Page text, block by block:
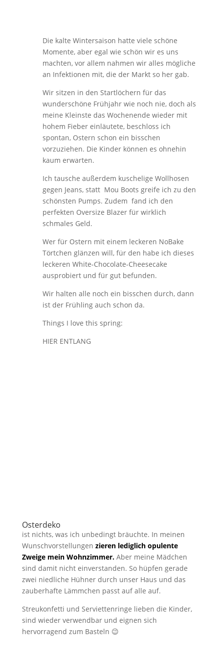
Die kalte Wintersaison hatte viele schöne
Momente, aber egal wie schön wir es uns
machten, vor allem nahmen wir alles mögliche
an Infektionen mit, die der Markt so her gab.
Wir sitzen in den Startlöchern für das
wunderschöne Frühjahr wie noch nie, doch als
meine Kleinste das Wochenende wieder mit
hohem Fieber einläutete, beschloss ich
spontan, Ostern schon ein bisschen
vorzuziehen. Die Kinder können es ohnehin
kaum erwarten.
Ich tausche außerdem kuschelige Wollhosen
gegen Jeans, statt Mou Boots greife ich zu den
schönsten Pumps. Zudem fand ich den
perfekten Oversize Blazer für wirklich
schmales Geld.
Wer für Ostern mit einem leckeren NoBake
Törtchen glänzen will, für den habe ich dieses
leckeren White-Chocolate-Cheesecake
ausprobiert und für gut befunden.
Wir halten alle noch ein bisschen durch, dann
ist der Frühling auch schon da.
Things I love this spring:
HIER ENTLANG
Osterdeko
ist nichts, was ich unbedingt bräuchte. In meinen
Wunschvorstellungen zieren lediglich opulente
Zweige mein Wohnzimmer.Aber meine Mädchen
sind damit nicht einverstanden. So hüpfen gerade
zwei niedliche Hühner durch unser Haus und das
zauberhafte Lämmchen passt auf alle auf.
Streukonfetti und Serviettenringe lieben die Kinder,
sind wieder verwendbar und eignen sich
hervorragend zum Basteln 😉